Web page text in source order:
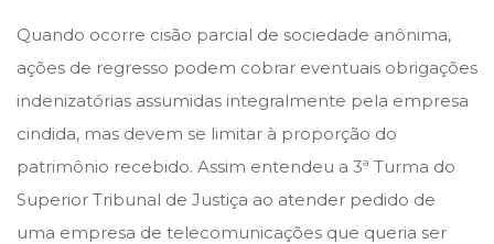
s
t
e
d
o
n
s
t
e
d
i
n
Quando ocorre cisão parcial de sociedade anônima,
ações de regresso podem cobrar eventuais obrigações
indenizatórias assumidas integralmente pela empresa
cindida, mas devem se limitar à proporção do
patrimônio recebido. Assim entendeu a 3ª Turma do
Superior Tribunal de Justiça ao atender pedido de
uma empresa de telecomunicações que queria ser